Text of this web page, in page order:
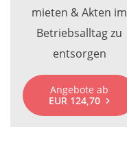
mieten & Akten im
Betriebsalltag zu
entsorgen
Angebote ab
EUR 124,70